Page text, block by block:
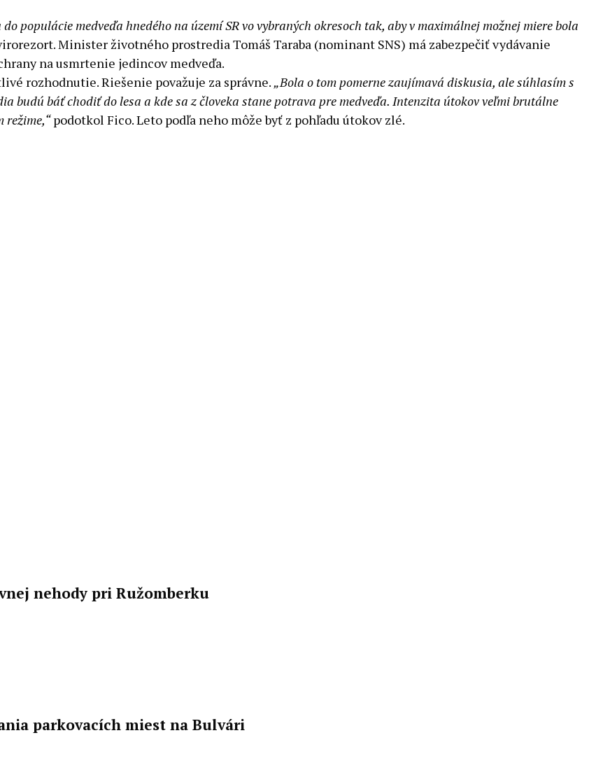
populácie medveďa hnedého na území SR vo vybraných okresoch tak, aby v maximálnej možnej miere bola
Minister životného prostredia Tomáš Taraba (nominant SNS) má zabezpečiť vydávanie
na usmrtenie jedincov medveďa.
rozhodnutie. Riešenie považuje za správne.„Bola o tom pomerne zaujímavá diskusia, ale súhlasím s
budú báť chodiť do lesa a kde sa z človeka stane potrava pre medveďa. Intenzita útokov veľmi brutálne
režime,“podotkol Fico. Leto podľa neho môže byť z pohľadu útokov zlé.
nehody pri Ružomberku
parkovacích miest na Bulvári